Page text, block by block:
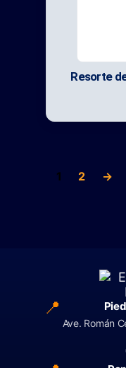
Resorte
1 2 →
📍
Ave. Román